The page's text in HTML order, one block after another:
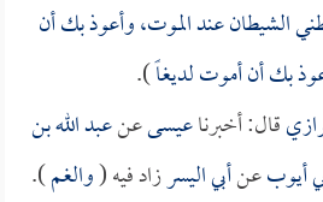
الشيطان عند الموت، وأعوذ بك أن
بك أن أموت لديغاً).
قال: أخبرناعيسىعنعبد الله بن
أيوبعنأبي اليسرزاد فيه (والغم).